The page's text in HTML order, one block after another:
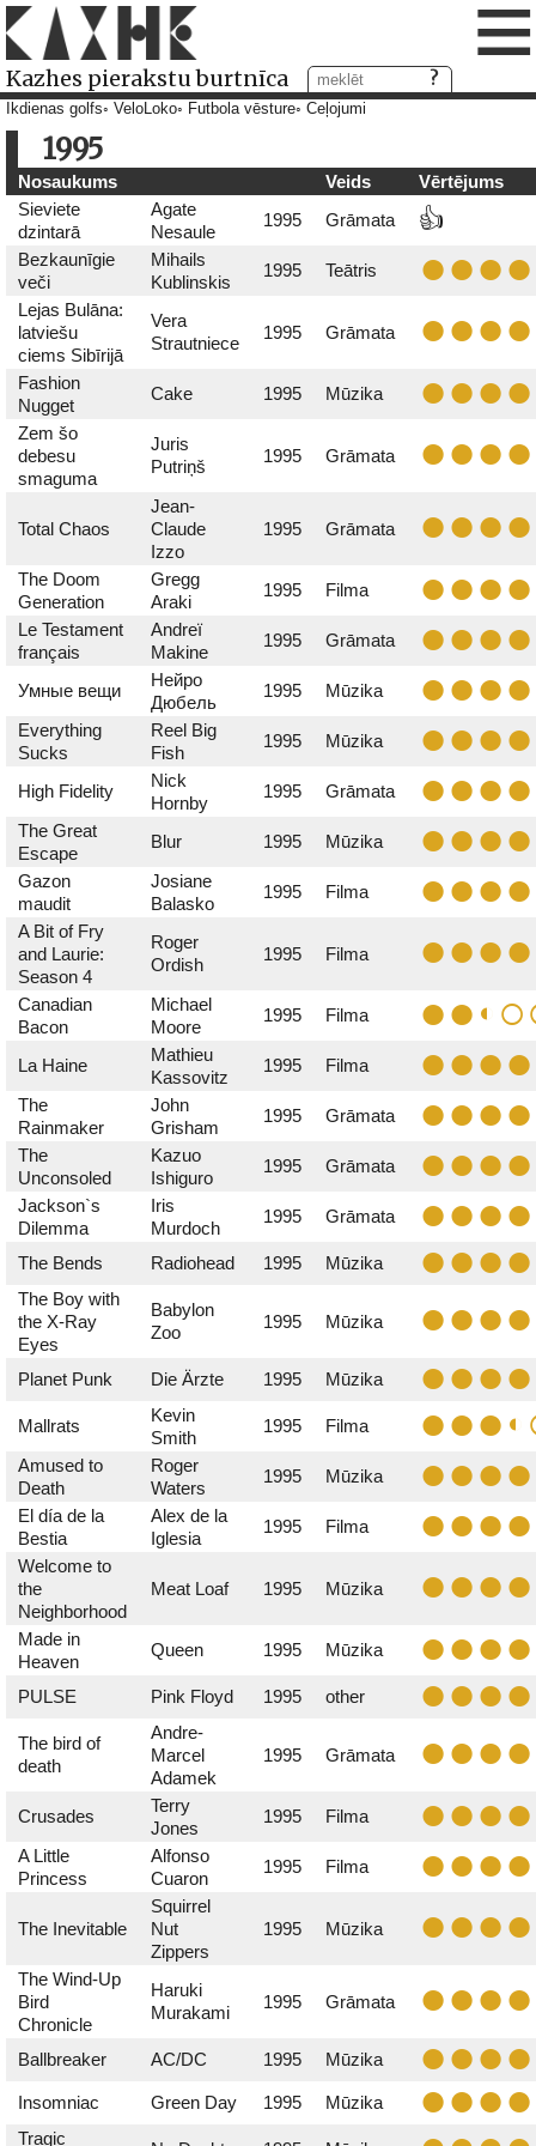
Kazhes pierakstu burtnīca ≡
Ikdienas golfs VeloLoko Futbola vēsture Ceļojumi
1995
Nosaukums Veids
Vērtējums
Sieviete
dzintarā
Agate
Nesaule
1995 Grāmata 👍
Bezkaunīgie
veči
Mihails
Kublinskis
1995
Teātris
Lejas Bulāna:
latviešu
ciems Sibīrijā
Vera
Strautniece
1995 Grāmata
Fashion
Nugget
Cake 1995
Mūzika
Zem šo
debesu
smaguma
Juris
Putriņš
1995 Grāmata
Total Chaos
Jean-
Claude
Izzo
1995 Grāmata
The Doom
Generation
Gregg
Araki
1995
Filma
Le Testament
français
Andreï
Makine
1995 Grāmata
Умные вещи
Нейро
Дюбель
1995
Mūzika
Everything
Sucks
Reel Big
Fish
1995 Mūzika
High Fidelity
Nick
Hornby
1995
Grāmata
The Great
Escape
Blur 1995
Mūzika
Gazon
maudit
Josiane
Balasko
1995
Filma
A Bit of Fry
and Laurie:
Season 4
Roger
Ordish
1995 Filma
Canadian
Bacon
Michael
Moore
1995 Filma
La Haine
Mathieu
Kassovitz
1995
Filma
The
Rainmaker
John
Grisham
1995
Grāmata
The
Unconsoled
Kazuo
Ishiguro
1995
Grāmata
Jackson`s
Dilemma
Iris
Murdoch
1995 Grāmata
The Bends Radiohead 1995
Mūzika
The Boy with
the X-Ray
Eyes
Babylon
Zoo
1995 Mūzika
Planet Punk Die Ärzte 1995 Mūzika
Mallrats
Kevin
Smith
1995
Filma
Amused to
Death
Roger
Waters
1995
Mūzika
El día de la
Bestia
Alex de la
Iglesia
1995
Filma
Welcome to
the
Neighborhood
Meat Loaf 1995 Mūzika
Made in
Heaven
Queen 1995 Mūzika
PULSE Pink Floyd 1995 other
The bird of
death
Andre-
Marcel
Adamek
1995 Grāmata
Crusades
Terry
Jones
1995
Filma
A Little
Princess
Alfonso
Cuaron
1995 Filma
The Inevitable
Squirrel
Nut
Zippers
1995 Mūzika
The Wind-Up
Bird
Chronicle
Haruki
Murakami
1995 Grāmata
Ballbreaker AC/DC 1995 Mūzika
Insomniac Green Day 1995
Mūzika
Tragic